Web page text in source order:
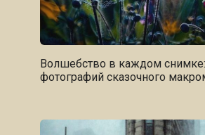
Волшебство в каждом
фотографий сказочного